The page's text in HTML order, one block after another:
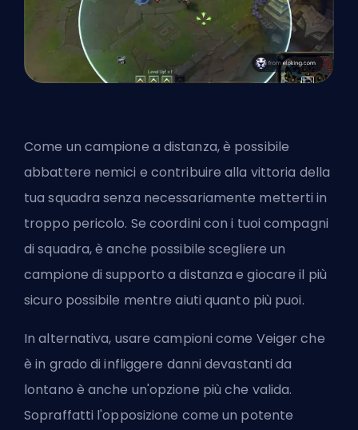
Come un campione a distanza, è possibile
abbattere nemici e contribuire alla vittoria della
tua squadra senza necessariamente metterti in
troppo pericolo. Se coordini con i tuoi compagni
di squadra, è anche possibile scegliere un
campione di supporto a distanza e giocare il più
sicuro possibile mentre aiuti quanto più puoi.
In alternativa, usare campioni come Veiger che
è in grado di infliggere danni devastanti da
lontano è anche un'opzione più che valida.
Sopraffatti l'opposizione come un potente